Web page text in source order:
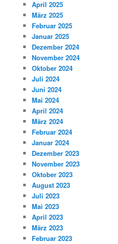
April 2025
März 2025
Februar 2025
Januar 2025
Dezember 2024
November 2024
Oktober 2024
Juli 2024
Juni 2024
Mai 2024
April 2024
März 2024
Februar 2024
Januar 2024
Dezember 2023
November 2023
Oktober 2023
August 2023
Juli 2023
Mai 2023
April 2023
März 2023
Februar 2023